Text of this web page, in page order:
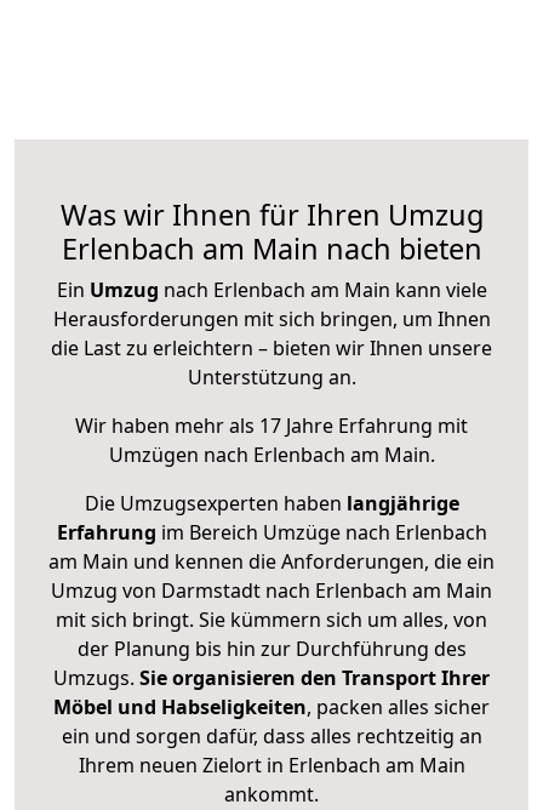
Was wir Ihnen für Ihren Umzug
Erlenbach am Main nach bieten
Ein Umzug nach Erlenbach am Main kann viele
Herausforderungen mit sich bringen, um Ihnen
die Last zu erleichtern – bieten wir Ihnen unsere
Unterstützung an.
Wir haben mehr als 17 Jahre Erfahrung mit
Umzügen nach Erlenbach am Main.
Die Umzugsexperten haben langjährige
Erfahrung im Bereich Umzüge nach Erlenbach
am Main und kennen die Anforderungen, die ein
Umzug von Darmstadt nach Erlenbach am Main
mit sich bringt. Sie kümmern sich um alles, von
der Planung bis hin zur Durchführung des
Umzugs. Sie organisieren den Transport Ihrer
Möbel und Habseligkeiten, packen alles sicher
ein und sorgen dafür, dass alles rechtzeitig an
Ihrem neuen Zielort in Erlenbach am Main
ankommt.